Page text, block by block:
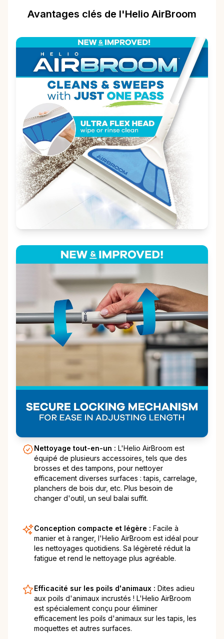
Avantages clés de l'Helio AirBroom
Nettoyage tout-en-un : L'Helio AirBroom est
équipé de plusieurs accessoires, tels que des
brosses et des tampons, pour nettoyer
efficacement diverses surfaces : tapis, carrelage,
planchers de bois dur, etc. Plus besoin de
changer d'outil, un seul balai suffit.
Conception compacte et légère : Facile à
manier et à ranger, l'Helio AirBroom est idéal pour
les nettoyages quotidiens. Sa légèreté réduit la
fatigue et rend le nettoyage plus agréable.
Efficacité sur les poils d'animaux : Dites adieu
aux poils d'animaux incrustés ! L'Helio AirBroom
est spécialement conçu pour éliminer
efficacement les poils d'animaux sur les tapis, les
moquettes et autres surfaces.